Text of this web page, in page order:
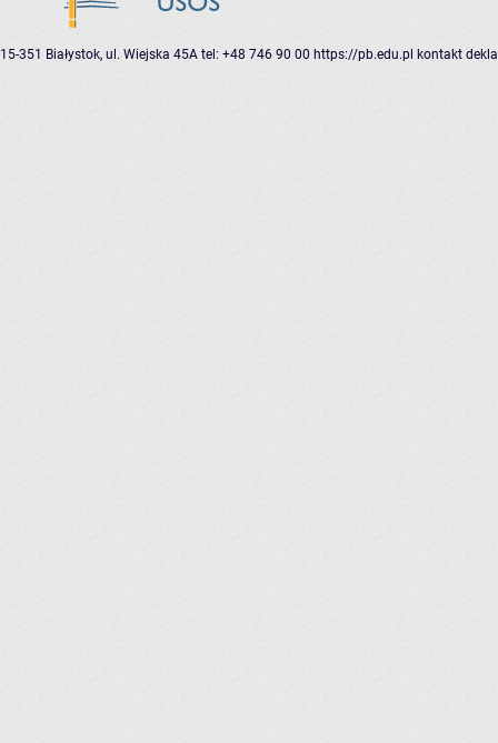
15-351 Białystok, ul. Wiejska 45A tel: +48 746 90 00 https://pb.edu.pl kontakt